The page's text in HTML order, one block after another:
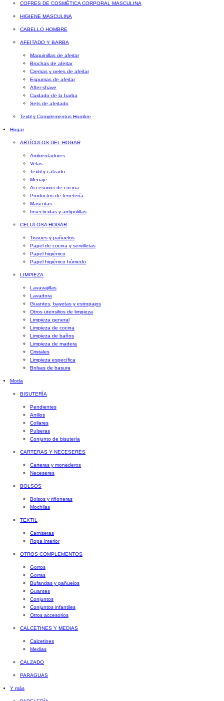
COFRES DE COSMÉTICA CORPORAL MASCULINA
HIGIENE MASCULINA
CABELLO HOMBRE
AFEITADO Y BARBA
Maquinillas de afeitar
Brochas de afeitar
Cremas y geles de afeitar
Espumas de afeitar
After-shave
Cuidado de la barba
Sets de afeitado
Textil y Complementos Hombre
Hogar
ARTÍCULOS DEL HOGAR
Ambientadores
Velas
Textil y calzado
Menaje
Accesorios de cocina
Productos de ferretería
Mascotas
Insecticidas y antipolillas
CELULOSA HOGAR
Tissues y pañuelos
Papel de cocina y servilletas
Papel higiénico
Papel higiénico húmedo
LIMPIEZA
Lavavajillas
Lavadora
Guantes, bayetas y estropajos
Otros utensilios de limpieza
Limpieza general
Limpieza de cocina
Limpieza de baños
Limpieza de madera
Cristales
Limpieza específica
Bolsas de basura
Moda
BISUTERÍA
Pendientes
Anillos
Collares
Pulseras
Conjunto de bisutería
CARTERAS Y NECESERES
Carteras y monederos
Neceseres
BOLSOS
Bolsos y riñoneras
Mochilas
TEXTIL
Camisetas
Ropa interior
OTROS COMPLEMENTOS
Gorros
Gorras
Bufandas y pañuelos
Guantes
Conjuntos
Conjuntos infantiles
Otros accesorios
CALCETINES Y MEDIAS
Calcetines
Medias
CALZADO
PARAGUAS
Y más